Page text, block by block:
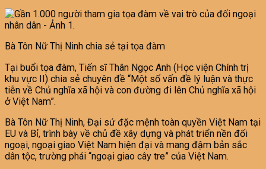
Bà Tôn Nữ Thị Ninh chia sẻ tại tọa đàm
Tại buổi tọa đàm, Tiến sĩ Thân Ngọc Anh (Học viện Chính trị
khu vực II) chia sẻ chuyên đề “Một số vấn đề lý luận và thực
tiễn về Chủ nghĩa xã hội và con đường đi lên Chủ nghĩa xã hội
ở Việt Nam”.
Bà Tôn Nữ Thị Ninh, Đại sứ đặc mệnh toàn quyền Việt Nam tại
EU và Bỉ, trình bày về chủ đề xây dựng và phát triển nền đối
ngoại, ngoại giao Việt Nam hiện đại và mang đậm bản sắc
dân tộc, trường phái “ngoại giao cây tre” của Việt Nam.